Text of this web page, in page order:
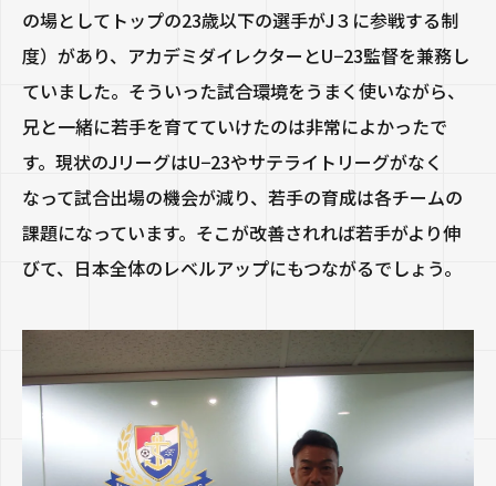
の場としてトップの23歳以下の選手がJ３に参戦する制
度）があり、アカデミダイレクターとU−23監督を兼務し
ていました。そういった試合環境をうまく使いながら、
兄と一緒に若手を育てていけたのは非常によかったで
す。現状のJリーグはU−23やサテライトリーグがなく
なって試合出場の機会が減り、若手の育成は各チームの
課題になっています。そこが改善されれば若手がより伸
びて、日本全体のレベルアップにもつながるでしょう。